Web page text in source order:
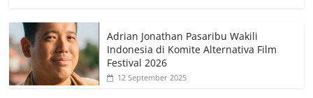
Adrian Jonathan Pasaribu Wakili
Indonesia di Komite Alternativa Film
Festival 2026
12 September 2025